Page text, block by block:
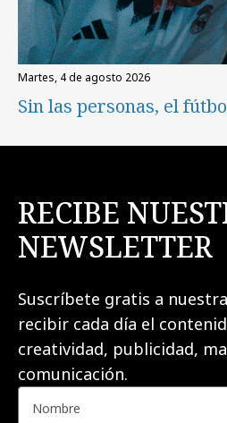
martes, 4 de agosto 2026
Sin las personas, el
RECIBE
NEWSLETTER
Suscríbete gratis a
recibir cada día el
creatividad, publicidad,
comunicación.